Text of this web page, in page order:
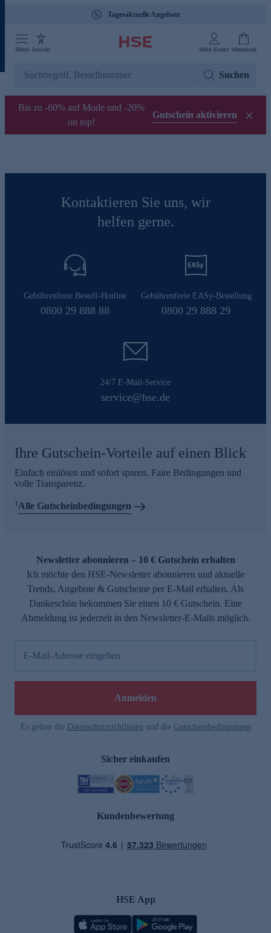
Tagesaktuelle Angebote
Menü Ansicht Mein Konto Warenkorb
Suchen
Bis zu -60% auf Mode und -20%
on top!
Gutschein aktivieren
Kontaktieren Sie uns, wir
helfen gerne.
Gebührenfreie Bestell-Hotline
0800 29 888 88
Gebührenfreie EASy-Bestellung
0800 29 888 29
24/7 E-Mail-Service
service@hse.de
Ihre Gutschein-Vorteile auf einen Blick
Einfach einlösen und sofort sparen. Faire Bedingungen und
volle Transparenz.
1Alle Gutscheinbedingungen
Newsletter abonnieren – 10 € Gutschein erhalten
Ich möchte den HSE-Newsletter abonnieren und aktuelle
Trends, Angebote & Gutscheine per E-Mail erhalten. Als
Dankeschön bekommen Sie einen 10 € Gutschein. Eine
Abmeldung ist jederzeit in den Newsletter-E-Mails möglich.
E-Mail-Adresse eingeben
Anmelden
Es gelten die Datenschutzrichtlinien und die Gutscheinbedingungen
Sicher einkaufen
Kundenbewertung
HSE App